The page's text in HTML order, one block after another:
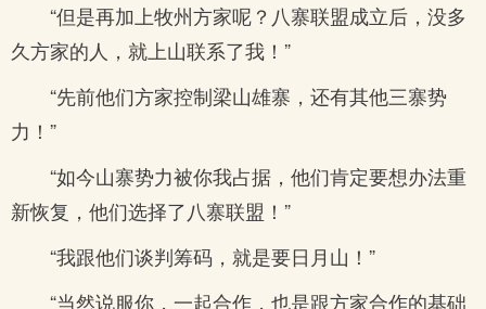
“但是再加上牧州方家呢？八寨联盟成立后，没多
久方家的人，就上山联系了我！”
“先前他们方家控制梁山雄寨，还有其他三寨势
力！”
“如今山寨势力被你我占据，他们肯定要想办法重
新恢复，他们选择了八寨联盟！”
“我跟他们谈判筹码，就是要日月山！”
“当然说服你，一起合作，也是跟方家合作的基础